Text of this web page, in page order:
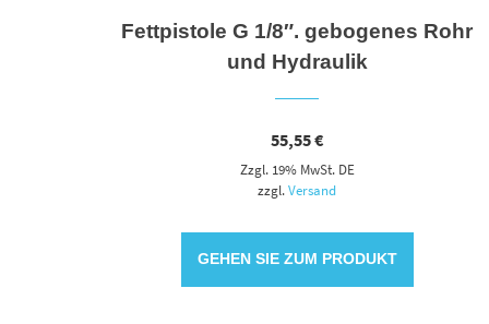
Fettpistole G 1/8″. gebogenes Rohr
und Hydraulik
55,55€
Zzgl. 19% MwSt. DE
zzgl.Versand
GEHEN SIE ZUM PRODUKT